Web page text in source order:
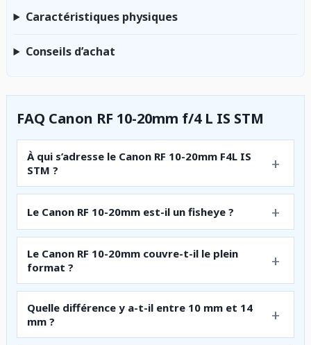
Caractéristiques physiques
Conseils d’achat
FAQ Canon RF 10-20mm f/4 L IS STM
À qui s’adresse le Canon RF 10-20mm F4L IS
STM ?
Le Canon RF 10-20mm est-il un fisheye ?
Le Canon RF 10-20mm couvre-t-il le plein
format ?
Quelle différence y a-t-il entre 10 mm et 14
mm ?